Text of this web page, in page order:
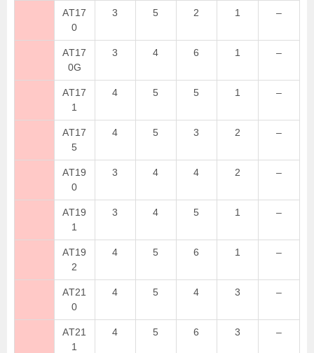
AT17
0
3 5 2 1 –
AT17
0G
3 4 6 1 –
AT17
1
4 5 5 1 –
AT17
5
4 5 3 2 –
AT19
0
3 4 4 2 –
AT19
1
3 4 5 1 –
AT19
2
4 5 6 1 –
AT21
0
4 5 4 3 –
AT21
1
4 5 6 3 –